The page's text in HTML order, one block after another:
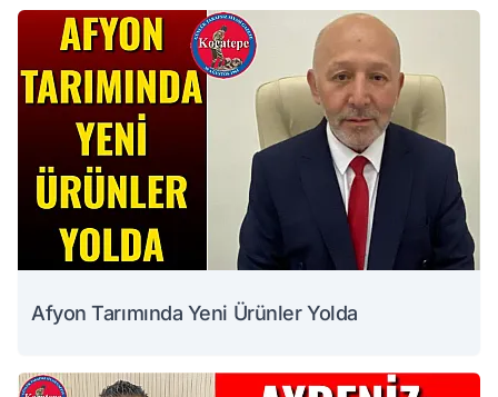
Afyon Tarımında Yeni Ürünler Yolda